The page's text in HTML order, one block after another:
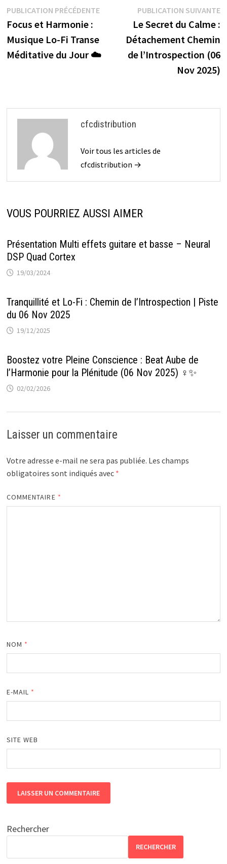
o
o
k
er es
t
o
ar
d
ge
Navigation
de
l’article
PUBLICATION PRÉCÉDENTEPublication
précédente :
Focus et Harmonie :
Musique Lo-Fi Transe
Méditative du Jour ☁️
PUBLICATION SUIVANTE
Le Secret du Calme :
Détachement Chemin
de l’Introspection (06
Nov 2025)
cfcdistribution
Voir tous les articles de
cfcdistribution →
VOUS POURRIEZ AUSSI AIMER
Présentation Multi effets guitare et basse – Neural
DSP Quad Cortex
19/03/2024
Tranquillité et Lo-Fi : Chemin de l’Introspection | Piste
du 06 Nov 2025
19/12/2025
Boostez votre Pleine Conscience : Beat Aube de
l’Harmonie pour la Plénitude (06 Nov 2025) ‍♀️✨
02/02/2026
Laisser un commentaire
Votre adresse e-mail ne sera pas publiée. Les champs
obligatoires sont indiqués avec *
COMMENTAIRE *
NOM *
E-MAIL *
SITE WEB
Rechercher
RECHERCHER